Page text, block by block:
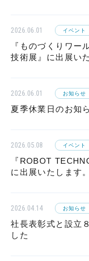
2026.06.01 イベント
『ものづくりワー
技術展』に出展い
2026.06.01 お知らせ
夏季休業日のお知
2026.05.08 イベント
『ROBOT
に出展いたします。
2026.04.14 お知らせ
社長表彰式と設立
した